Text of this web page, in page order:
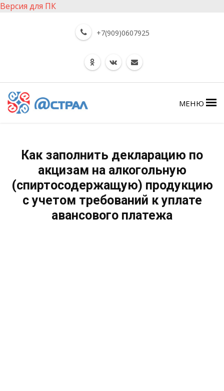
Версия для ПК
+7(909)0607925
МЕНЮ
Как заполнить декларацию по
акцизам на алкогольную
(спиртосодержащую) продукцию
с учетом требований к уплате
авансового платежа